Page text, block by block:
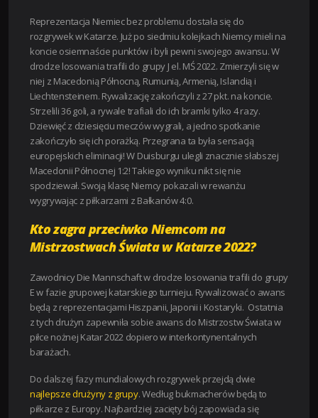
Reprezentacja Niemiec bez problemu dostała się do
rozgrywek w Katarze. Już po siedmiu kolejkach Niemcy mieli na
koncie osiemnaście punktów i byli pewni swojego awansu. W
drodze losowania trafili do grupy J el. MŚ 2022. Zmierzyli się w
niej z Macedonią Północną, Rumunią, Armenią, Islandią i
Liechtensteinem. Rywalizację zakończyli z 27 pkt. na koncie.
Strzelili 36 goli, a rywale trafiali do ich bramki tylko 4 razy.
Dziewięć z dziesięciu meczów wygrali, a jedno spotkanie
zakończyło się ich porażką. Przegrana ta była sensacją
europejskich eliminacji! W Duisburgu ulegli znacznie słabszej
Macedonii Północnej 1:2! Takiego wyniku nikt się nie
spodziewał. Swoją klasę Niemcy pokazali w rewanżu
wygrywając z piłkarzami z Bałkanów 4:0.
Kto zagra przeciwko Niemcom na
Mistrzostwach Świata w Katarze 2022?
Zawodnicy Die Mannschaft w drodze losowania trafili do grupy
E w fazie grupowej katarskiego turnieju. Rywalizować o awans
będą z reprezentacjami Hiszpanii, Japonii i Kostaryki. Ostatnia
z tych drużyn zapewniła sobie awans do Mistrzostw Świata w
piłce nożnej Katar 2022 dopiero w interkontynentalnych
barażach.
Do dalszej fazy mundialowych rozgrywek przejdą dwie
najlepsze drużyny z grupy. Według bukmacherów będą to
piłkarze z Europy. Najbardziej zacięty bój zapowiada się